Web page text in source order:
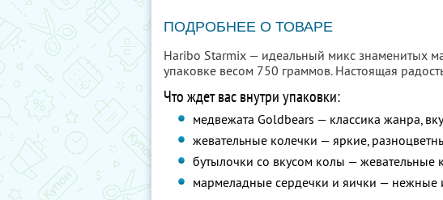
ПОДРОБНЕЕ О ТОВАРЕ
Haribo Starmix — идеальный микс знаменитых
упаковке весом 750 граммов. Настоящая
Что ждет вас внутри упаковки:
медвежата Goldbears — классика жанра,
жевательные колечки — яркие,
бутылочки со вкусом колы —
мармеладные сердечки и яички — нежные